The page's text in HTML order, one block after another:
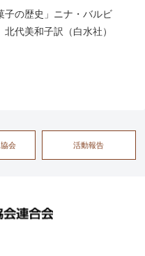
子の歴史」ニナ・バルビ
代美和子訳（白水社）
会 活動報告